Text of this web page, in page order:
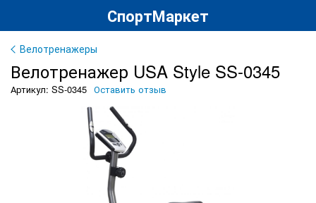
СпортМаркет
Велотренажеры
Велотренажер USA Style SS-0345
Артикул: SS-0345 Оставить отзыв